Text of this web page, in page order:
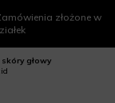
złożone w
głowy